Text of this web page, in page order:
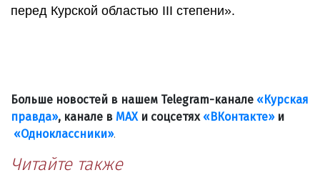
перед Курской областью III степени».
Больше новостей в нашем Telegram-канале «Курская
правда», канале в МАХ и соцсетях «ВКонтакте»и
«Одноклассники».
Читайте также